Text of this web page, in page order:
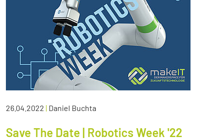
26.04.2022 | Daniel Buchta
Save The Date | Robotics Week '22